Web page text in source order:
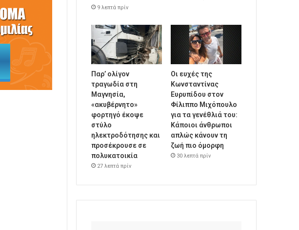
9 λεπτά πρίν
Παρ’ ολίγον
τραγωδία στη
Μαγνησία,
«ακυβέρνητο»
φορτηγό έκοψε
στύλο
ηλεκτροδότησης και
προσέκρουσε σε
πολυκατοικία
27 λεπτά πρίν
Οι ευχές της
Κωνσταντίνας
Ευρυπίδου στον
Φίλιππο Μιχόπουλο
για τα γενέθλιά του:
Κάποιοι άνθρωποι
απλώς κάνουν τη
ζωή πιο όμορφη
30 λεπτά πρίν